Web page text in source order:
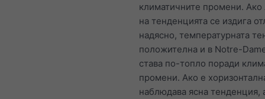
климатичните промени. Ако
на тенденцията се издига
надясно, температурната
положителна и в Notre-
става по-топло поради
промени. Ако е
наблюдава ясна тенденция,